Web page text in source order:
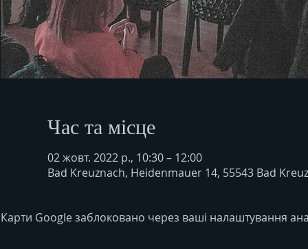
Час та місце
02 жовт. 2022 р., 10:30 – 12:00
Bad Kreuznach, Heidenmauer 14, 55543 Bad
Карти Google заблоковано через ваші налаштування